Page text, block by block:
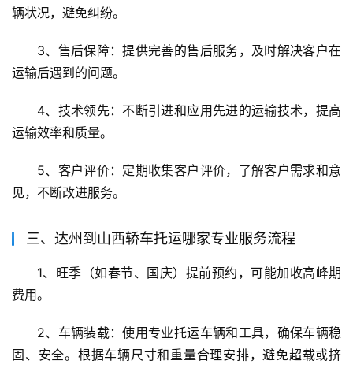
辆状况，避免纠纷。
3、售后保障：提供完善的售后服务，及时解决客户在
运输后遇到的问题。
4、技术领先：不断引进和应用先进的运输技术，提高
运输效率和质量。
5、客户评价：定期收集客户评价，了解客户需求和意
见，不断改进服务。
三、达州到山西轿车托运哪家专业服务流程
1、旺季（如春节、国庆）提前预约，可能加收高峰期
费用。
2、车辆装载：使用专业托运车辆和工具，确保车辆稳
固、安全。根据车辆尺寸和重量合理安排，避免超载或挤